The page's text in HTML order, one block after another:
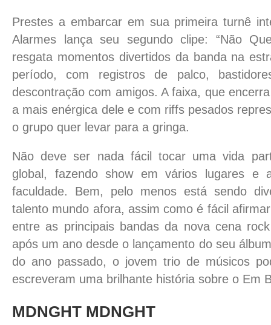
Prestes a embarcar em sua primeira turnê
Alarmes lança seu segundo clipe: “Não
resgata momentos divertidos da banda na
período, com registros de palco,
descontração com amigos. A faixa, que
a mais enérgica dele e com riffs pesados
o grupo quer levar para a gringa.
Não deve ser nada fácil tocar uma vida
global, fazendo show em vários lugares e
faculdade. Bem, pelo menos está sendo
talento mundo afora, assim como é fácil
entre as principais bandas da nova cena
após um ano desde o lançamento do seu
do ano passado, o jovem trio de músicos
escreveram uma brilhante história sobre o Em
MDNGHT MDNGHT